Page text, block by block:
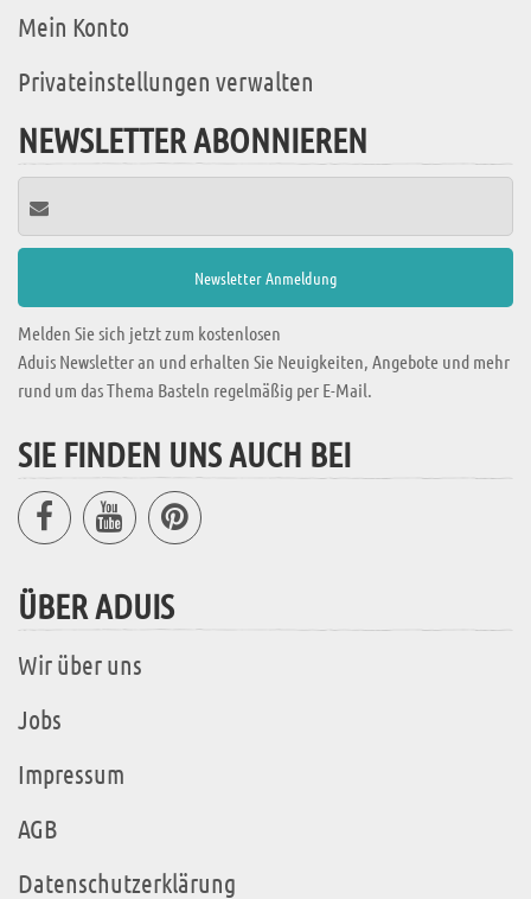
Mein Konto
Privateinstellungen verwalten
NEWSLETTER ABONNIEREN
Melden Sie sich jetzt zum kostenlosen
Aduis Newsletter an und erhalten Sie Neuigkeiten, Angebote und mehr
rund um das Thema Basteln regelmäßig per E-Mail.
SIE FINDEN UNS AUCH BEI
ÜBER ADUIS
Wir über uns
Jobs
Impressum
AGB
Datenschutzerklärung